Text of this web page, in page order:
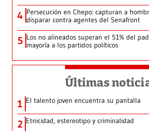
4 Persecución en Chepo: capturan a
disparar contra agentes del Senafront
5 Los no alineados superan el 51% del
mayoría a los partidos políticos
Últimas
1 El talento joven encuentra su pantalla​
2 Etnicidad, estereotipo y criminalidad